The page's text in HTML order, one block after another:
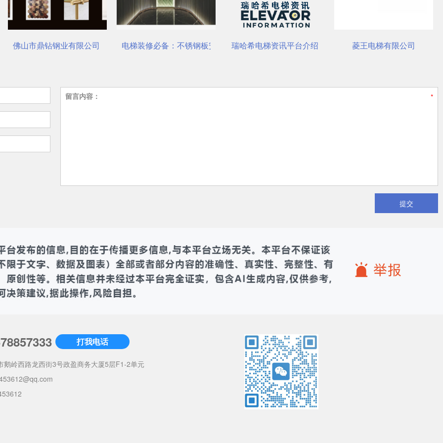
站式选材中心 | 电梯装饰
电梯装修必备：不锈钢板安装与养护要点瑞哈希电梯资讯平台介绍 菱王电梯有限公司 杭州西奥电梯有限公司
留言内容：
提交
打我电话
鹅岭西路龙西街3号政盈商务大厦5层F1-2单元